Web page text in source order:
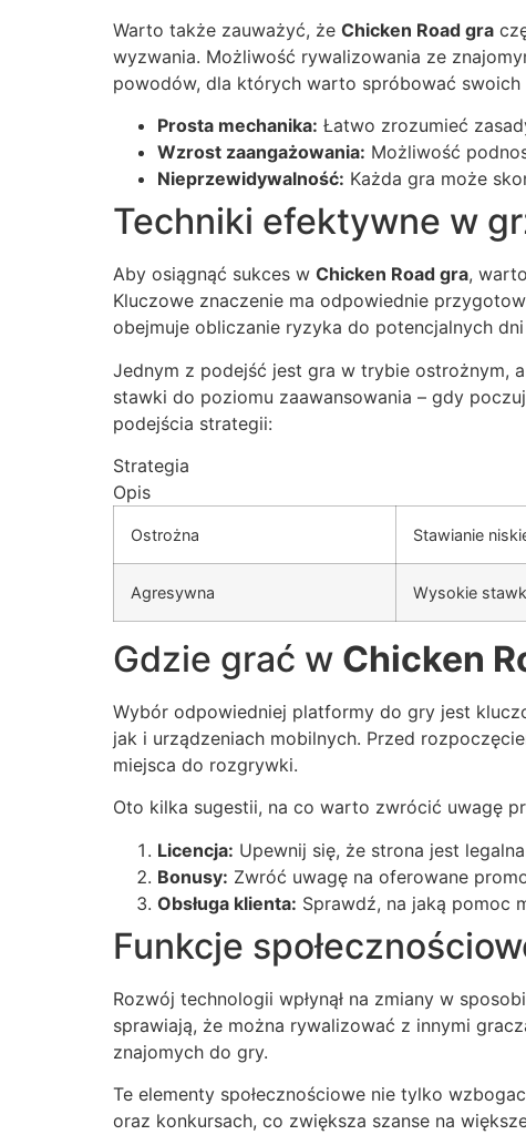
Warto także zauważyć, że Chicken Road gra
wyzwania. Możliwość rywalizowania ze
powodów, dla których warto spróbować swoich
Prosta mechanika: Łatwo zrozumieć
Wzrost zaangażowania: Możliwość
Nieprzewidywalność: Każda gra może
Techniki efektywne w
Aby osiągnąć sukces w Chicken Road gra,
Kluczowe znaczenie ma odpowiednie
obejmuje obliczanie ryzyka do potencjalnych
Jednym z podejść jest gra w trybie ostrożnym,
stawki do poziomu zaawansowania – gdy
podejścia strategii:
Strategia
Opis
Ostrożna Stawianie
Agresywna Wysokie
Gdzie grać w Chicken
Wybór odpowiedniej platformy do gry jest
jak i urządzeniach mobilnych. Przed
miejsca do rozgrywki.
Oto kilka sugestii, na co warto zwrócić uwagę
Licencja: Upewnij się, że strona jest
Bonusy: Zwróć uwagę na oferowane
Obsługa klienta: Sprawdź, na jaką pomoc
Funkcje
Rozwój technologii wpłynął na zmiany w
sprawiają, że można rywalizować z innymi
znajomych do gry.
Te elementy społecznościowe nie tylko
oraz konkursach, co zwiększa szanse na